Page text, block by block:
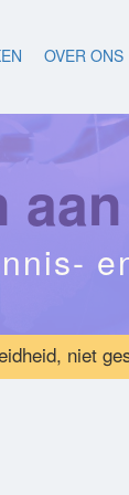
OVER ONS
niet